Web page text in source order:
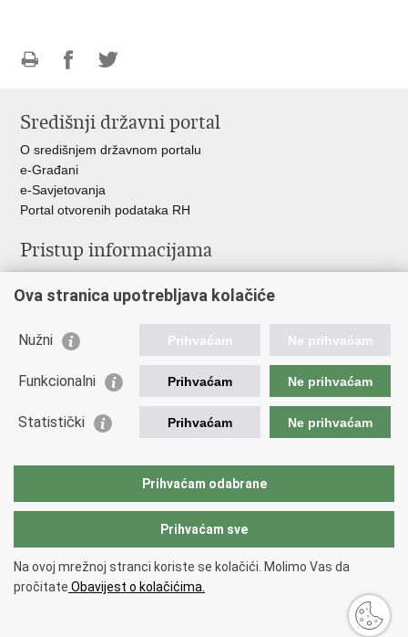
FacebookuTwitteru
Središnji državni portal
O središnjem državnom portalu
e-Građani
e-Savjetovanja
Portal otvorenih podataka RH
Pristup informacijama
Savjetovanje
Zapošljavanje
Odnosi s javnošću
Važne poveznice
Ministarstvo unutarnjih poslova
Copyright © 2026 Ravnateljstvo civilne zaštite.
pristupačnosti.
Ova stranica upotrebljava kolačiće
Nužni Prihvaćam Ne prihvaćam
Funkcionalni Prihvaćam Ne prihvaćam
Statistički Prihvaćam Ne prihvaćam
Prihvaćam odabrane
Prihvaćam sve
Na ovoj mrežnoj stranci koriste se kolačići. Molimo Vas da
pročitate Obavijest o kolačićima.